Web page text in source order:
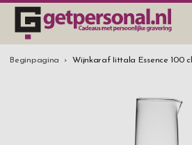
CADEAUS & GADGETS
SIERADEN & ACCESSOIRES
Beginpagina Wijnkaraf Iittala Essence 100 cl